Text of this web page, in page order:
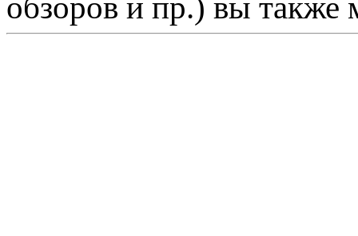
обзоров и пр.) вы также